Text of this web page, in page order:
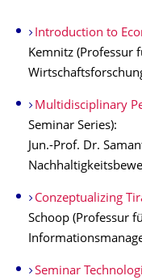
Introduction to
Kemnitz (Professur
Multidisciplin­ary
Seminar Series):
Jun.-Prof. Dr.
Conzeptualizing
Schoop (Professur
Seminar